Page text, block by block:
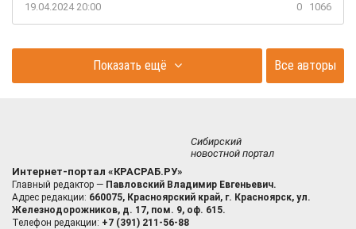
19.04.2024 20:00 0 1066
Показать ещё Все авторы
Сибирский
новостной портал
Интернет-портал «КРАСРАБ.РУ»
Главный редактор — Павловский Владимир Евгеньевич.
Адрес редакции: 660075, Красноярский край, г. Красноярск, ул.
Железнодорожников, д. 17, пом. 9, оф. 615.
Телефон редакции: +7 (391) 211-56-88